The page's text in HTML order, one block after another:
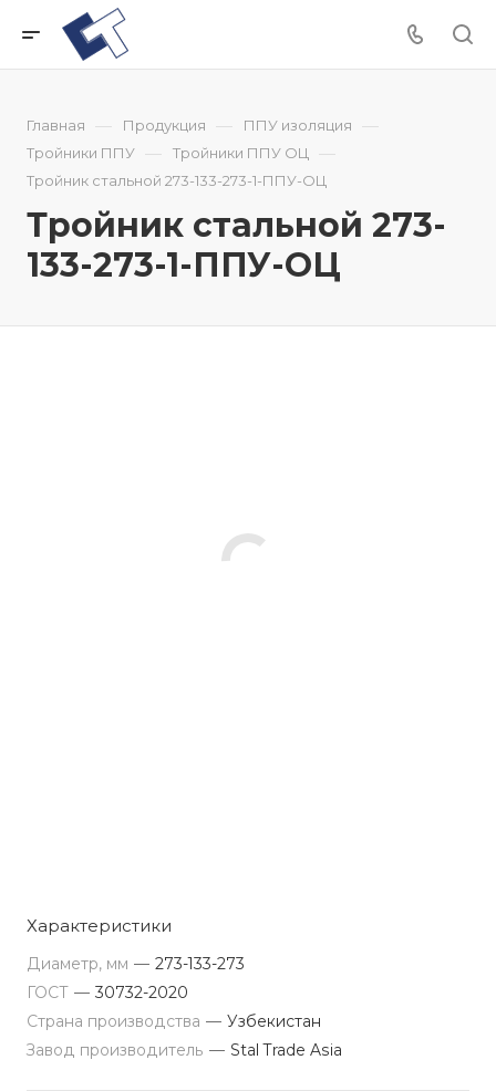
Главная — Продукция — ППУ изоляция —
Тройники ППУ — Тройники ППУ ОЦ —
Тройник стальной 273-133-273-1-ППУ-ОЦ
Тройник стальной 273-
133-273-1-ППУ-ОЦ
Характеристики
Диаметр, мм — 273-133-273
ГОСТ — 30732-2020
Страна производства — Узбекистан
Завод производитель — Stal Trade Asia